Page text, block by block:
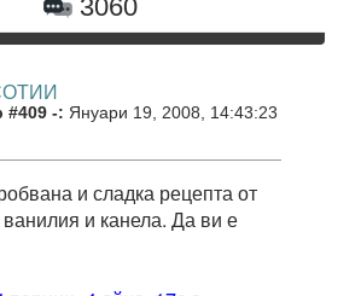
3060
#409 -: Януари 19, 2008, 14:43:23
и сладка рецепта от
и канела. Да ви е